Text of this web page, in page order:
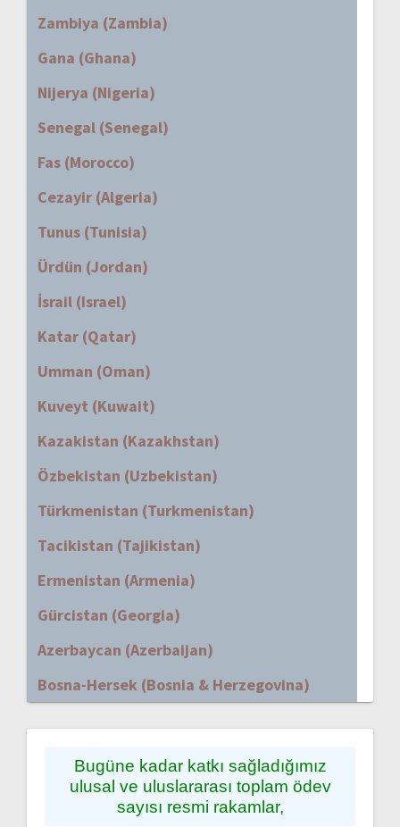
Zambiya (Zambia)
Gana (Ghana)
Nijerya (Nigeria)
Senegal (Senegal)
Fas (Morocco)
Cezayir (Algeria)
Tunus (Tunisia)
Ürdün (Jordan)
İsrail (Israel)
Katar (Qatar)
Umman (Oman)
Kuveyt (Kuwait)
Kazakistan (Kazakhstan)
Özbekistan (Uzbekistan)
Türkmenistan (Turkmenistan)
Tacikistan (Tajikistan)
Ermenistan (Armenia)
Gürcistan (Georgia)
Azerbaycan (Azerbaijan)
Bosna-Hersek (Bosnia & Herzegovina)
Bugüne kadar katkı sağladığımız
ulusal ve uluslararası toplam ödev
sayısı resmi rakamlar,